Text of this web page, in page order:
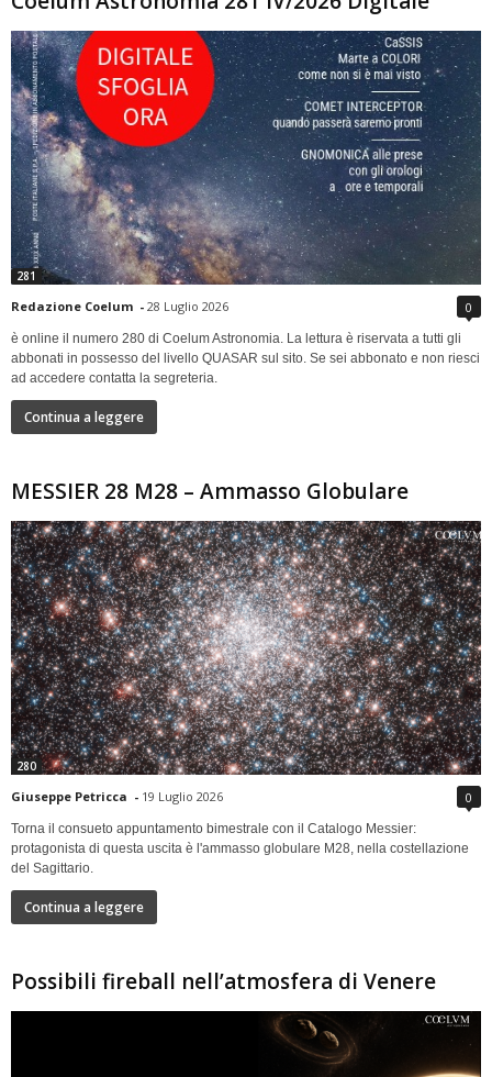
281
Redazione Coelum - 28 Luglio 2026 0
è online il numero 280 di Coelum Astronomia. La lettura è riservata a tutti gli
abbonati in possesso del livello QUASAR sul sito. Se sei abbonato e non riesci
ad accedere contatta la segreteria.
Continua a leggere
MESSIER 28 M28 – Ammasso Globulare
280
Giuseppe Petricca - 19 Luglio 2026 0
Torna il consueto appuntamento bimestrale con il Catalogo Messier:
protagonista di questa uscita è l'ammasso globulare M28, nella costellazione
del Sagittario.
Continua a leggere
Possibili fireball nell’atmosfera di Venere